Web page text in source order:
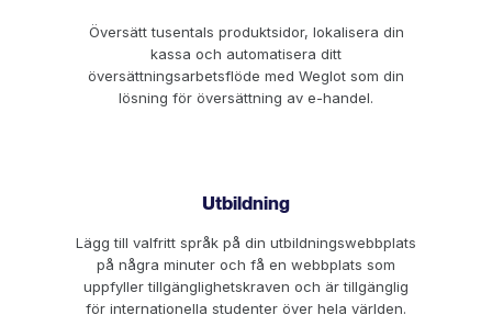
Översätt tusentals produktsidor, lokalisera din
kassa och automatisera ditt
översättningsarbetsflöde med Weglot som din
lösning för översättning av e-handel.
Utbildning
Lägg till valfritt språk på din utbildningswebbplats
på några minuter och få en webbplats som
uppfyller tillgänglighetskraven och är tillgänglig
för internationella studenter över hela världen.